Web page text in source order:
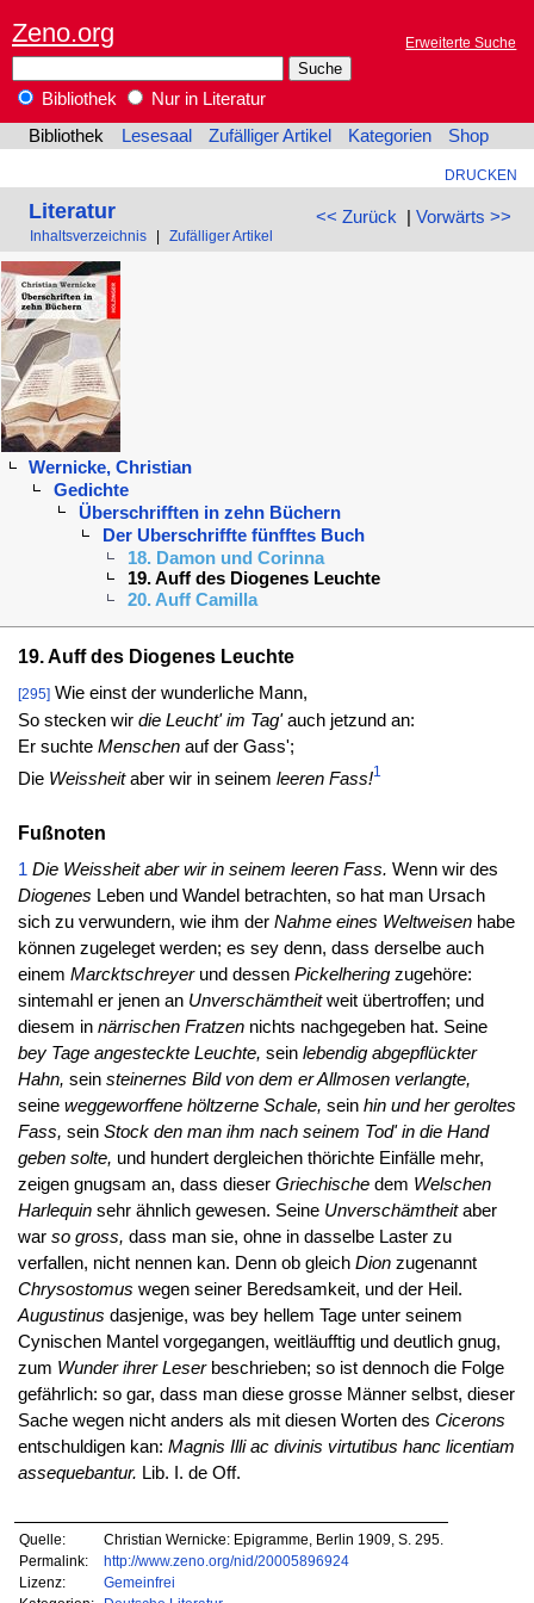
Zeno.org Erweiterte Suche
Bibliothek
Nur in Literatur
Bibliothek
Lesesaal Zufälliger Artikel Kategorien Shop
DRUCKEN
<< Zurück | Vorwärts >>
Literatur
Inhaltsverzeichnis Zufälliger Artikel
Wernicke, Christian
Gedichte
Überschrifften in zehn Büchern
Der Uberschriffte fünfftes Buch
18. Damon und Corinna
19. Auff des Diogenes Leuchte
20. Auff Camilla
19. Auff des Diogenes Leuchte
[295]Wie einst der wunderliche Mann,
So stecken wir die Leucht' im Tag'auch jetzund an:
Er suchte Menschenauf der Gass';
Die Weissheitaber wir in seinem leeren Fass!1
Fußnoten
1 Die Weissheit aber wir in seinem leeren Fass. Wenn wir des
Diogenes Leben und Wandel betrachten, so hat man Ursach
sich zu verwundern, wie ihm der Nahme eines Weltweisenhabe
können zugeleget werden; es sey denn, dass derselbe auch
einem Marcktschreyerund dessen Pickelheringzugehöre:
sintemahl er jenen an Unverschämtheitweit übertroffen; und
diesem in närrischen Fratzennichts nachgegeben hat. Seine
bey Tage angesteckte Leuchte, seinlebendig abgepflückter
Hahn, sein steinernes Bild von dem er Allmosen verlangte,
seine weggeworffene höltzerne Schale, sein hin und her geroltes
Fass, sein Stock den man ihm nach seinem Tod' in die Hand
geben solte, und hundert dergleichen thörichte Einfälle mehr,
zeigen gnugsam an, dass dieser Griechischedem Welschen
Harlequinsehr ähnlich gewesen. Seine Unverschämtheitaber
war so gross, dass man sie, ohne in dasselbe Laster zu
verfallen, nicht nennen kan. Denn ob gleich Dionzugenannt
Chrysostomus wegen seiner Beredsamkeit, und der Heil.
Augustinus dasjenige, was bey hellem Tage unter seinem
Cynischen Mantel vorgegangen, weitläufftig und deutlich gnug,
zum Wunder ihrer Leserbeschrieben; so ist dennoch die Folge
gefährlich: so gar, dass man diese grosse Männer selbst, dieser
Sache wegen nicht anders als mit diesen Worten des Cicerons
entschuldigen kan: Magnis Illi ac divinis virtutibus hanc licentiam
assequebantur. Lib. I. de Off.
Quelle:
Christian Wernicke: Epigramme, Berlin 1909, S. 295.
Permalink:
http://www.zeno.org/nid/20005896924
Lizenz:
Gemeinfrei